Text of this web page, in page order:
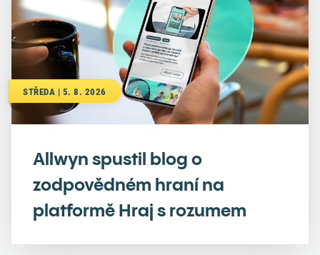
STŘEDA | 5. 8. 2026
Allwyn spustil blog o
zodpovědném hraní na
platformě Hraj s rozumem